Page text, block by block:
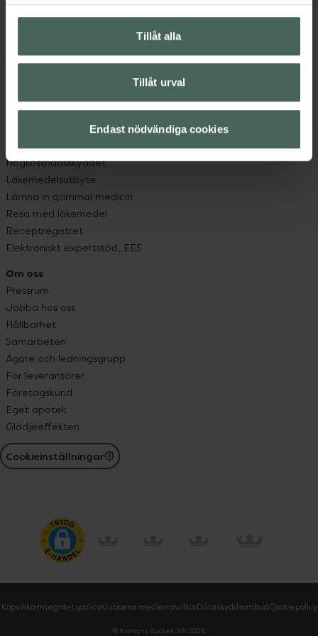
Tillåt alla
Tillåt urval
Endast nödvändiga cookies
Handla tryggt
Leverans, betalning och retur
Sajtens tillgänglighet
Köpvillkor
Om recept och läkemedel
Fullmakter
Högkostnadsskyddet
Läkemedelsutbyte
Lämna in gammal medicin
Resa med läkemedel
Receptregistret
Elektroniskt expertstöd, EES
Om oss
Pressrum
Jobba hos oss
Hållbarhet
Samarbeten
Ägare och ledningsgrupp
För leverantörer
Företagskund
Eget apotek
Glädjeeffekten
Cookieinställningar
KöpvillkorIntegritetspolicyKlubbens medlemsvillkorDataskyddsombudCookiepolicy
© Kronans Apotek AB 2026